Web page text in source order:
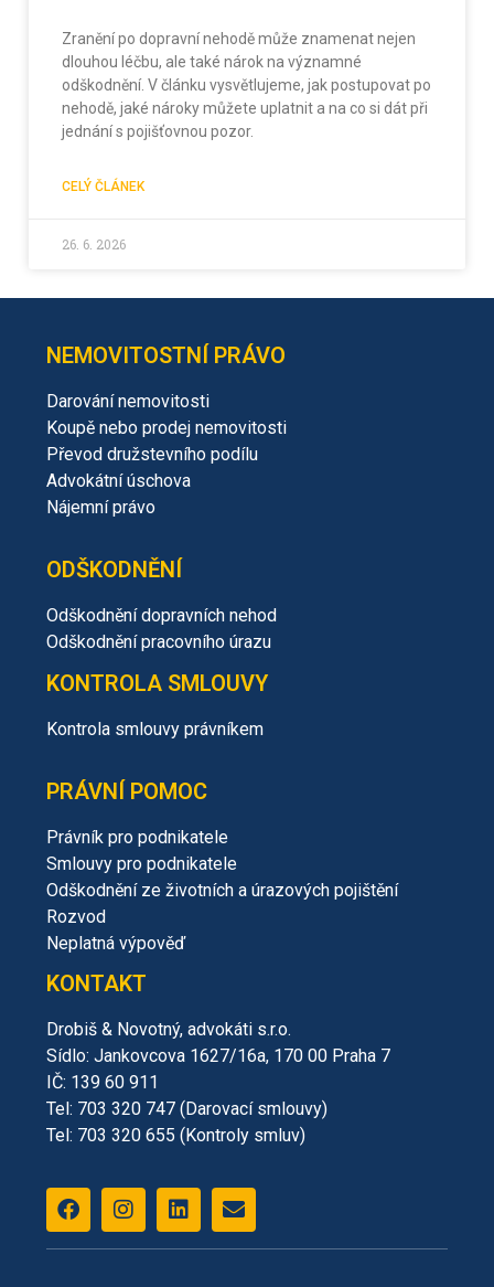
Zranění po dopravní nehodě může znamenat nejen
dlouhou léčbu, ale také nárok na významné
odškodnění. V článku vysvětlujeme, jak postupovat po
nehodě, jaké nároky můžete uplatnit a na co si dát při
jednání s pojišťovnou pozor.
CELÝ ČLÁNEK
26. 6. 2026
NEMOVITOSTNÍ PRÁVO
Darování nemovitosti
Koupě nebo prodej nemovitosti
Převod družstevního podílu
Advokátní úschova
Nájemní právo
ODŠKODNĚNÍ
Odškodnění dopravních nehod
Odškodnění pracovního úrazu
KONTROLA SMLOUVY
Kontrola smlouvy právníkem
PRÁVNÍ POMOC
Právník pro podnikatele
Smlouvy pro podnikatele
Odškodnění ze životních a úrazových pojištění
Rozvod
Neplatná výpověď
KONTAKT
Drobiš & Novotný, advokáti s.r.o.
Sídlo: Jankovcova 1627/16a, 170 00 Praha 7
IČ: 139 60 911
Tel: 703 320 747 (Darovací smlouvy)
Tel: 703 320 655 (Kontroly smluv)